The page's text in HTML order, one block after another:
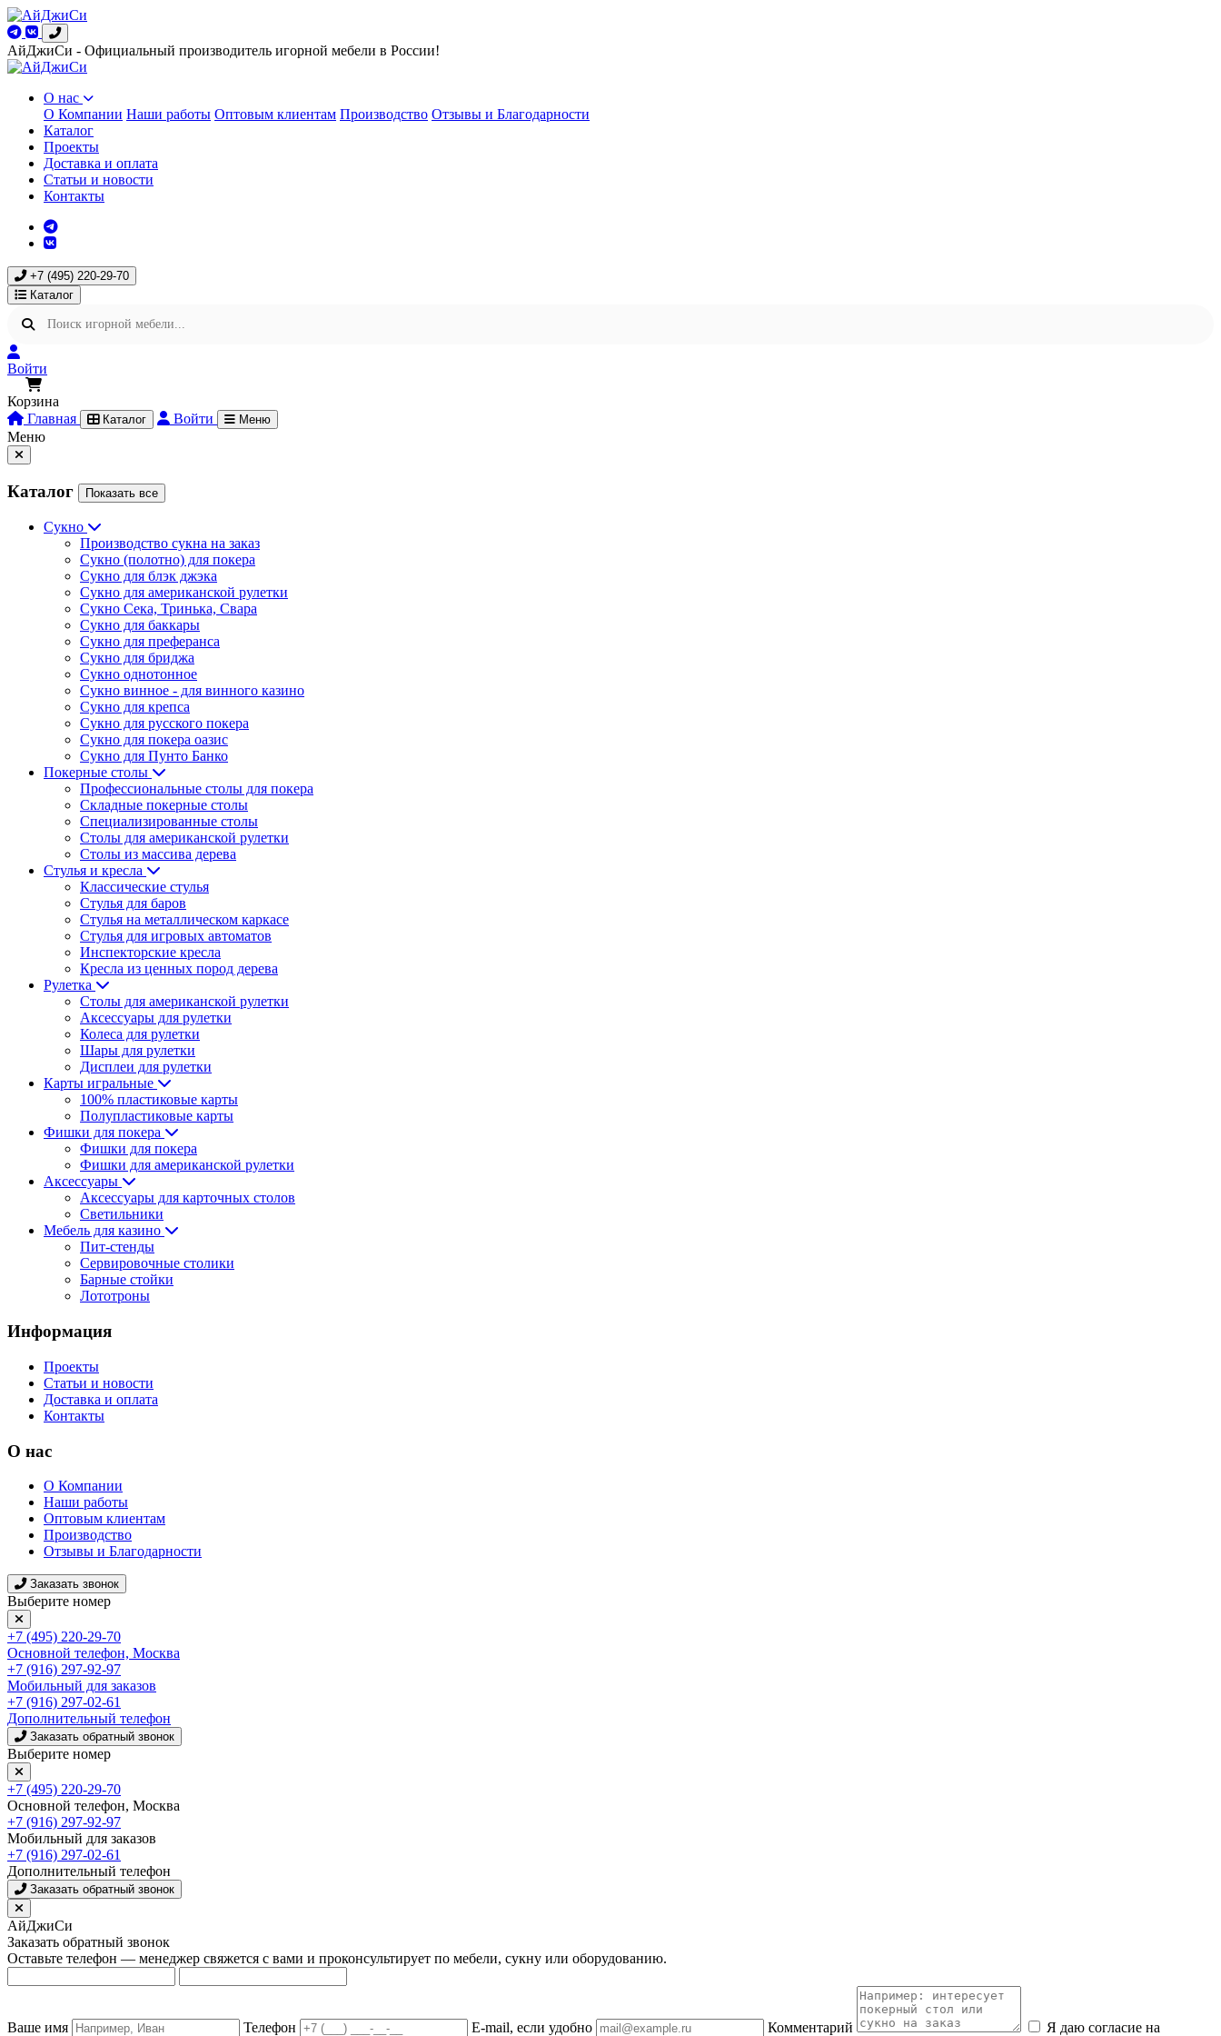
АйДжиСи - Официальный производитель игорной мебели в России!
О нас
О Компании Наши работы Оптовым клиентам Производство Отзывы и Благодарности
Каталог
Проекты
Доставка и оплата
Статьи и новости
Контакты
+7 (495) 220-29-70
Каталог
Войти
Корзина
Главная
Каталог Войти Меню
Меню
Каталог Показать все
Сукно
Производство сукна на заказ
Сукно (полотно) для покера
Сукно для блэк джэка
Сукно для американской рулетки
Сукно Сека, Тринька, Свара
Сукно для баккары
Сукно для преферанса
Сукно для бриджа
Сукно однотонное
Сукно винное - для винного казино
Сукно для крепса
Сукно для русского покера
Сукно для покера оазис
Сукно для Пунто Банко
Покерные столы
Профессиональные столы для покера
Складные покерные столы
Специализированные столы
Столы для американской рулетки
Столы из массива дерева
Стулья и кресла
Классические стулья
Стулья для баров
Стулья на металлическом каркасе
Стулья для игровых автоматов
Инспекторские кресла
Кресла из ценных пород дерева
Рулетка
Столы для американской рулетки
Аксессуары для рулетки
Колеса для рулетки
Шары для рулетки
Дисплеи для рулетки
Карты игральные
100% пластиковые карты
Полупластиковые карты
Фишки для покера
Фишки для покера
Фишки для американской рулетки
Аксессуары
Аксессуары для карточных столов
Светильники
Мебель для казино
Пит-стенды
Сервировочные столики
Барные стойки
Лототроны
Информация
Проекты
Статьи и новости
Доставка и оплата
Контакты
О нас
О Компании
Наши работы
Оптовым клиентам
Производство
Отзывы и Благодарности
Заказать звонок
Выберите номер
+7 (495) 220-29-70
Основной телефон, Москва
+7 (916) 297-92-97
Мобильный для заказов
+7 (916) 297-02-61
Дополнительный телефон
Заказать обратный звонок
Выберите номер
+7 (495) 220-29-70
Основной телефон, Москва
+7 (916) 297-92-97
Мобильный для заказов
+7 (916) 297-02-61
Дополнительный телефон
Заказать обратный звонок
АйДжиСи
Заказать обратный звонок
Оставьте телефон — менеджер свяжется с вами и проконсультирует по мебели, сукну или оборудованию.
Ваше имя Телефон E-mail, если удобно Комментарий
Я даю согласие на